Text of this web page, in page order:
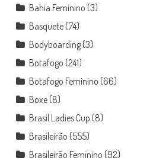
Bahia Feminino (3)
Basquete(74)
Bodyboarding(3)
Botafogo (241)
Botafogo Feminino (66)
Boxe(8)
Brasil Ladies Cup (8)
Brasileirão (555)
Brasileirão Feminino (92)